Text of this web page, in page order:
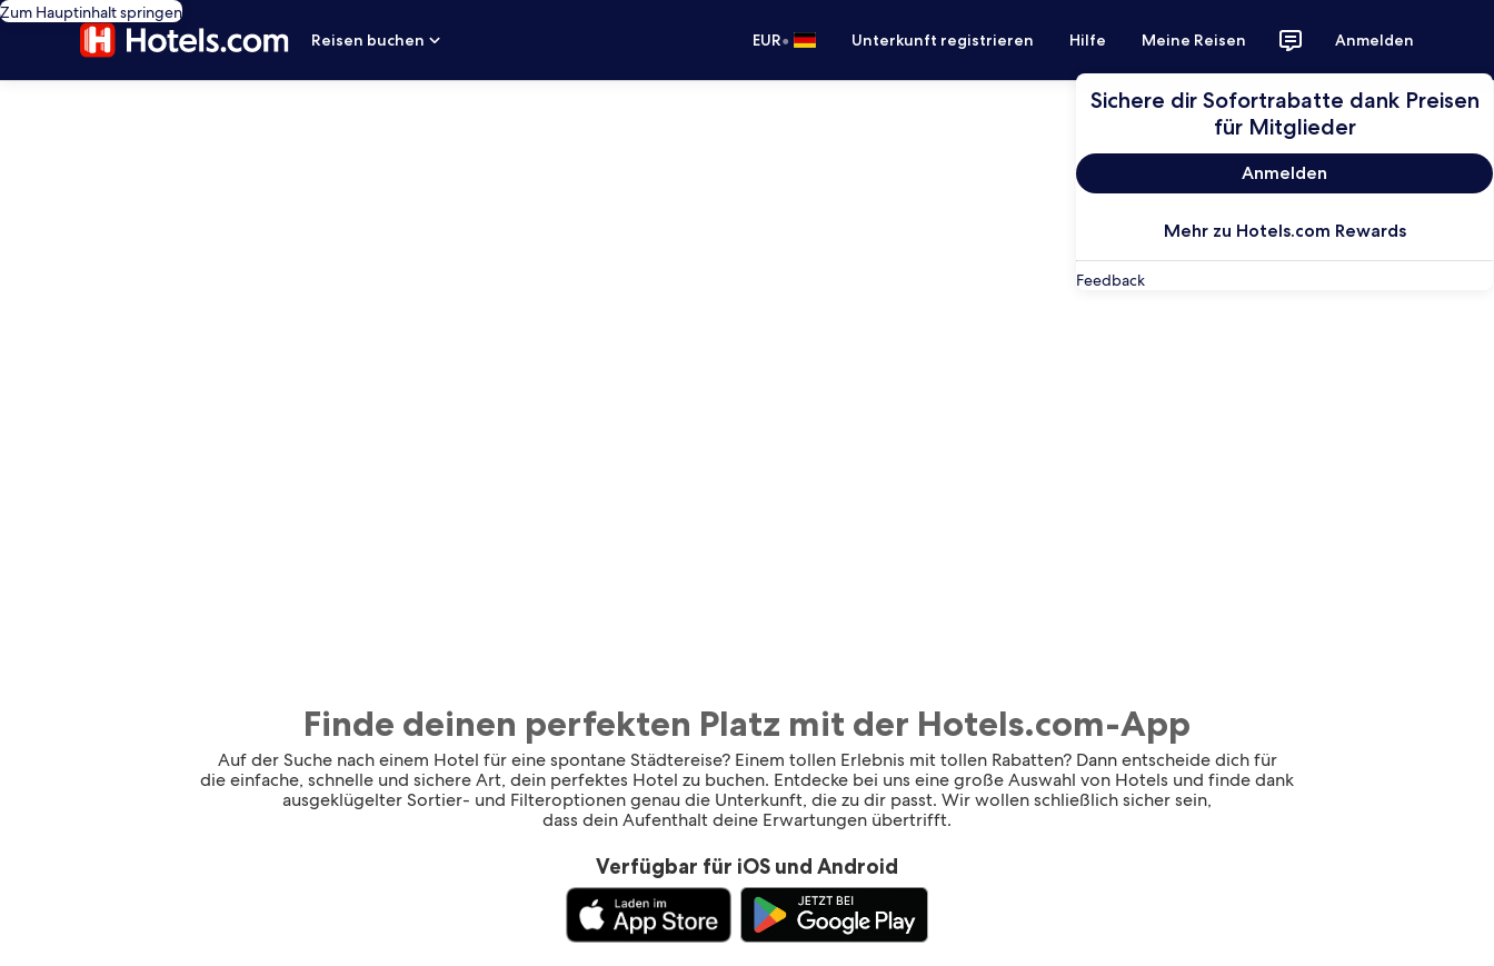
Zum Hauptinhalt springen
Reisen buchen
EUR• Unterkunft registrieren Hilfe Meine Reisen Anmelden
Sichere dir Sofortrabatte dank Preisen
für Mitglieder
Anmelden
Mehr zu Hotels.com Rewards
Feedback
Finde deinen perfekten Platz mit der Hotels.com-App
Auf der Suche nach einem Hotel für eine spontane Städtereise? Einem tollen Erlebnis mit tollen Rabatten? Dann entscheide dich für
die einfache, schnelle und sichere Art, dein perfektes Hotel zu buchen. Entdecke bei uns eine große Auswahl von Hotels und finde dank
ausgeklügelter Sortier- und Filteroptionen genau die Unterkunft, die zu dir passt. Wir wollen schließlich sicher sein,
dass dein Aufenthalt deine Erwartungen übertrifft.
Verfügbar für iOS und Android